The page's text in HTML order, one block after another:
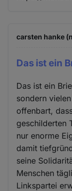
carsten hanke
Das ist ein
Das ist ein
sondern
offenbart,
geschilderten
nur enorme
damit
seine
Menschen
Linkspartei